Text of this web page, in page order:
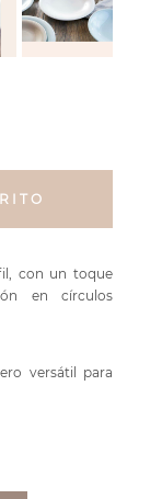
con un toque
en círculos
versátil para